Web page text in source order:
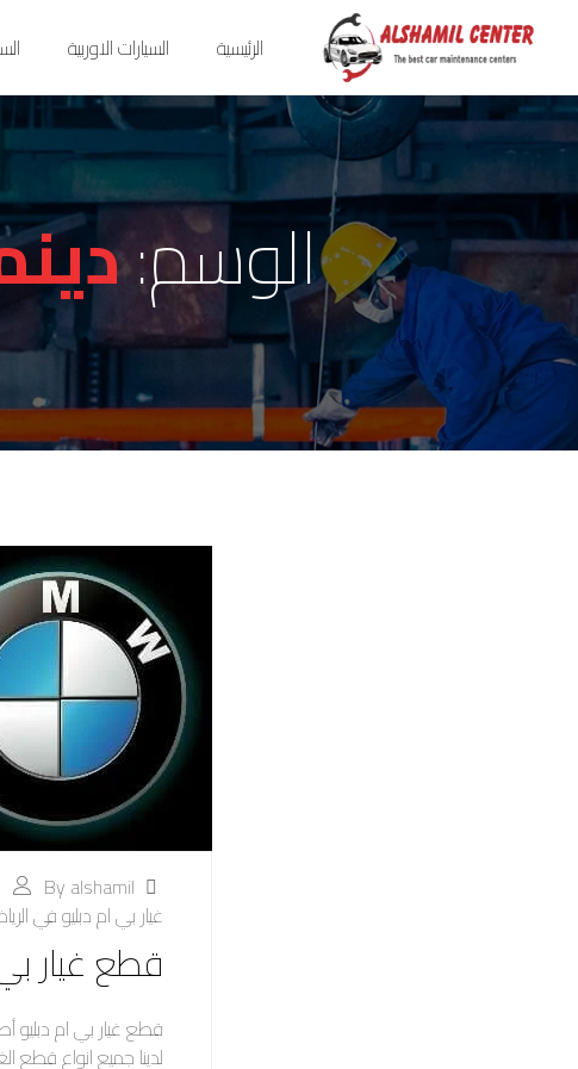
الرئيسية السيارات الاوربية
الوسم:
By alshamil
غيار بي ام دبليو في
قطع غيار
قطع غيار بي ام دبليو
لدينا جميع انواع قطع